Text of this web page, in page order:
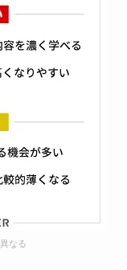
なる